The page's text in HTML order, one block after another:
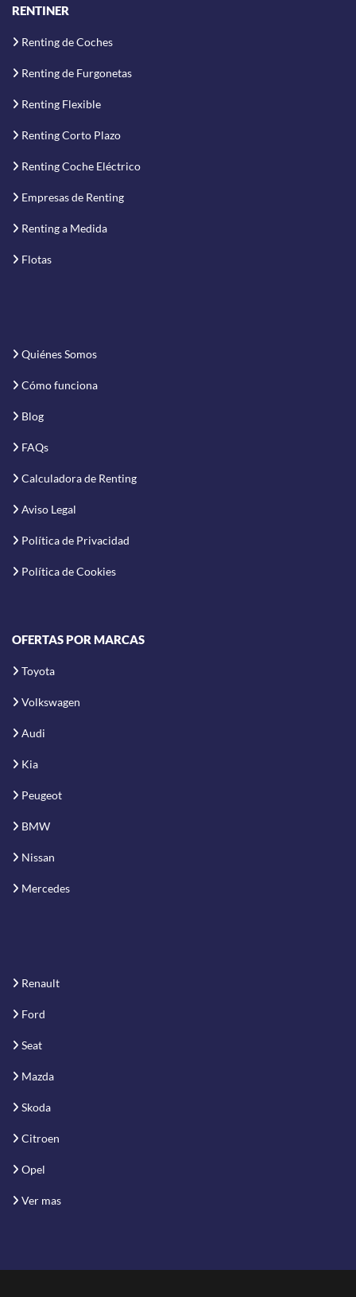
RENTINER
Renting de Coches
Renting de Furgonetas
Renting Flexible
Renting Corto Plazo
Renting Coche Eléctrico
Empresas de Renting
Renting a Medida
Flotas
Quiénes Somos
Cómo funciona
Blog
FAQs
Calculadora de Renting
Aviso Legal
Política de Privacidad
Política de Cookies
OFERTAS POR MARCAS
Toyota
Volkswagen
Audi
Kia
Peugeot
BMW
Nissan
Mercedes
Renault
Ford
Seat
Mazda
Skoda
Citroen
Opel
Ver mas